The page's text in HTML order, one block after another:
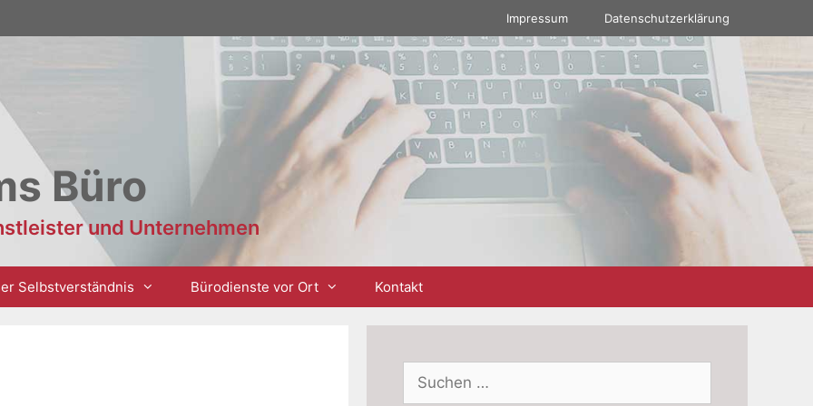
Impressum Datenschutzerklärung
Büro
und Unternehmen
Selbstverständnis Bürodienste vor Ort Kontakt
Suchen
nach: